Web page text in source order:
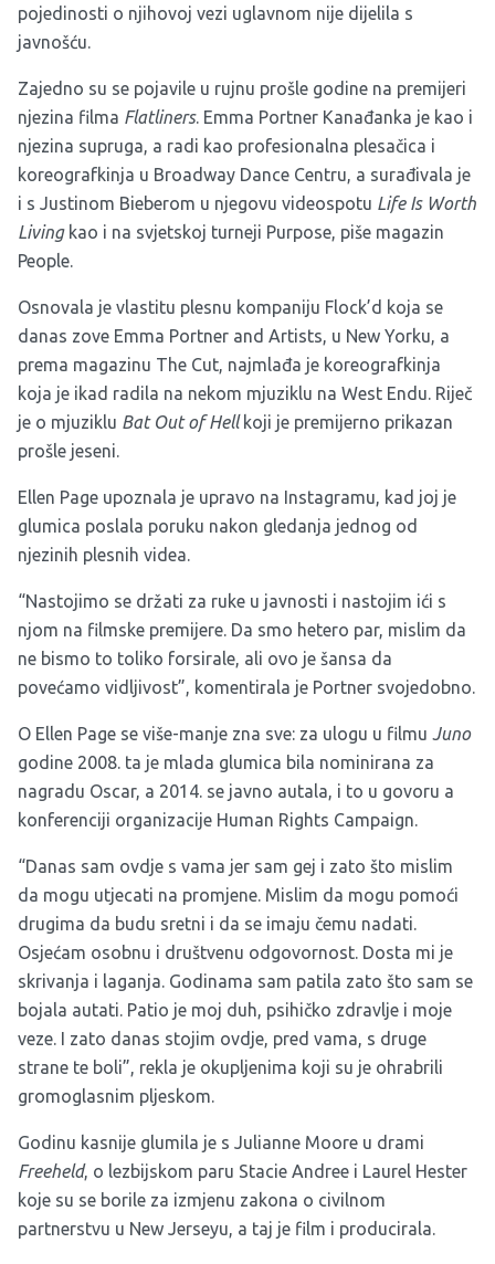
pojedinosti o njihovoj vezi uglavnom nije dijelila s
javnošću.
Zajedno su se pojavile u rujnu prošle godine na premijeri
njezina filma Flatliners. Emma Portner Kanađanka je kao i
njezina supruga, a radi kao profesionalna plesačica i
koreografkinja u Broadway Dance Centru, a surađivala je
i s Justinom Bieberom u njegovu videospotu Life Is Worth
Livingkao i na svjetskoj turneji Purpose, piše magazin
People.
Osnovala je vlastitu plesnu kompaniju Flock’d koja se
danas zove Emma Portner and Artists, u New Yorku, a
prema magazinu The Cut, najmlađa je koreografkinja
koja je ikad radila na nekom mjuziklu na West Endu. Riječ
je o mjuziklu Bat Out of Hellkoji je premijerno prikazan
prošle jeseni.
Ellen Page upoznala je upravo na Instagramu, kad joj je
glumica poslala poruku nakon gledanja jednog od
njezinih plesnih videa.
“Nastojimo se držati za ruke u javnosti i nastojim ići s
njom na filmske premijere. Da smo hetero par, mislim da
ne bismo to toliko forsirale, ali ovo je šansa da
povećamo vidljivost”, komentirala je Portner svojedobno.
O Ellen Page se više-manje zna sve: za ulogu u filmu Juno
godine 2008. ta je mlada glumica bila nominirana za
nagradu Oscar, a 2014. se javno autala, i to u govoru a
konferenciji organizacije Human Rights Campaign.
“Danas sam ovdje s vama jer sam gej i zato što mislim
da mogu utjecati na promjene. Mislim da mogu pomoći
drugima da budu sretni i da se imaju čemu nadati.
Osjećam osobnu i društvenu odgovornost. Dosta mi je
skrivanja i laganja. Godinama sam patila zato što sam se
bojala autati. Patio je moj duh, psihičko zdravlje i moje
veze. I zato danas stojim ovdje, pred vama, s druge
strane te boli”, rekla je okupljenima koji su je ohrabrili
gromoglasnim pljeskom.
Godinu kasnije glumila je s Julianne Moore u drami
Freeheld, o lezbijskom paru Stacie Andree i Laurel Hester
koje su se borile za izmjenu zakona o civilnom
partnerstvu u New Jerseyu, a taj je film i producirala.